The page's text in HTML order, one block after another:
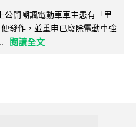
公開嘲諷電動車車主患有「里
發作，並重申已廢除電動車強
閱讀全文